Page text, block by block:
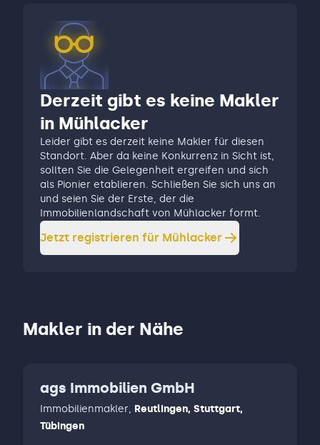
Derzeit gibt es keine Makler
in Mühlacker
Leider gibt es derzeit keine Makler für diesen
Standort. Aber da keine Konkurrenz in Sicht ist,
sollten Sie die Gelegenheit ergreifen und sich
als Pionier etablieren. Schließen Sie sich uns an
und seien Sie der Erste, der die
Immobilienlandschaft von Mühlacker formt.
Jetzt registrieren für Mühlacker
Makler in der Nähe
ags Immobilien GmbH
Immobilienmakler, Reutlingen, Stuttgart,
Tübingen